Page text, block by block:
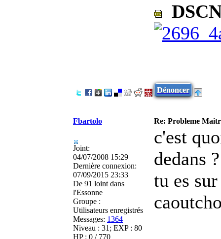
Dénoncer
Fbartolo Re: Probleme
Joint:
04/07/2008 15:29
Dernière connexion:
07/09/2015 23:33
De 91 loint dans
l'Essonne
Groupe :
Utilisateurs enregistrés
Messages: 1364
Niveau : 31; EXP : 80
HP : 0 / 770
c'est
dedans ?
tu es